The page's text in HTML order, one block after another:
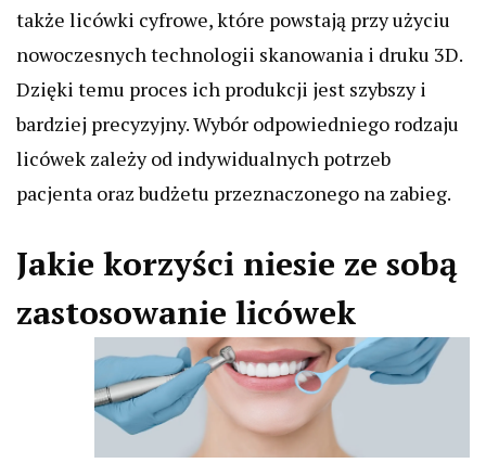
także licówki cyfrowe, które powstają przy użyciu
nowoczesnych technologii skanowania i druku 3D.
Dzięki temu proces ich produkcji jest szybszy i
bardziej precyzyjny. Wybór odpowiedniego rodzaju
licówek zależy od indywidualnych potrzeb
pacjenta oraz budżetu przeznaczonego na zabieg.
Jakie korzyści niesie ze sobą
zastosowanie licówek